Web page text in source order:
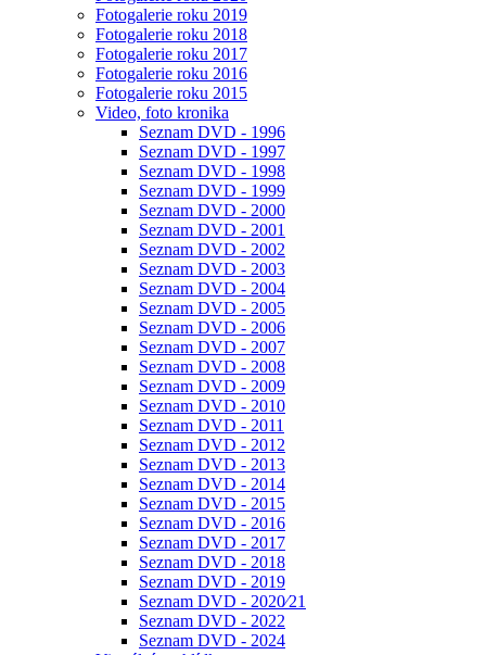
Fotogalerie roku 2019
Fotogalerie roku 2018
Fotogalerie roku 2017
Fotogalerie roku 2016
Fotogalerie roku 2015
Video, foto kronika
Seznam DVD - 1996
Seznam DVD - 1997
Seznam DVD - 1998
Seznam DVD - 1999
Seznam DVD - 2000
Seznam DVD - 2001
Seznam DVD - 2002
Seznam DVD - 2003
Seznam DVD - 2004
Seznam DVD - 2005
Seznam DVD - 2006
Seznam DVD - 2007
Seznam DVD - 2008
Seznam DVD - 2009
Seznam DVD - 2010
Seznam DVD - 2011
Seznam DVD - 2012
Seznam DVD - 2013
Seznam DVD - 2014
Seznam DVD - 2015
Seznam DVD - 2016
Seznam DVD - 2017
Seznam DVD - 2018
Seznam DVD - 2019
Seznam DVD - 2020⁄21
Seznam DVD - 2022
Seznam DVD - 2024